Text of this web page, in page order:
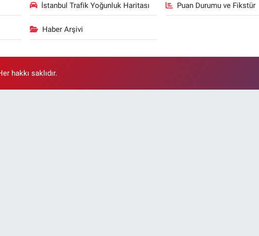
İstanbul Trafik Yoğunluk Haritası Puan Durumu ve Fikstür
Haber Arşivi
hakkı saklıdır.